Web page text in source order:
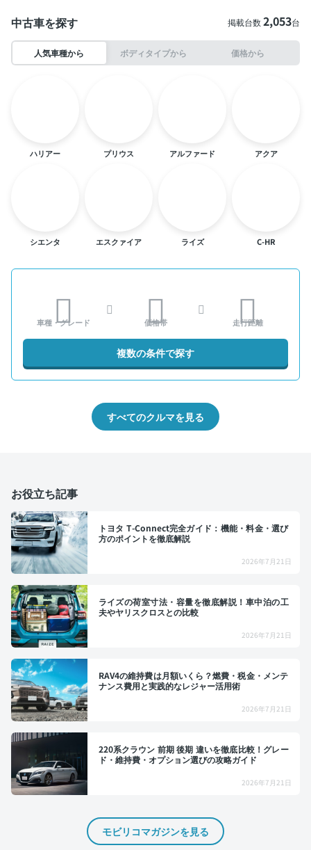
中古車を探す 掲載台数2,053台
人気車種から ボディタイプから 価格から
ハリアー プリウス アルファード アクア
シエンタ エスクァイア ライズ C-HR
車種・グレード 価格帯 走行距離
複数の条件で探す
すべてのクルマを見る
お役立ち記事
トヨタ T-Connect完全ガイド：機能・料金・選び
方のポイントを徹底解説
2026年7月21日
ライズの荷室寸法・容量を徹底解説！車中泊の工
夫やヤリスクロスとの比較
2026年7月21日
RAV4の維持費は月額いくら？燃費・税金・メンテ
ナンス費用と実践的なレジャー活用術
2026年7月21日
220系クラウン 前期 後期 違いを徹底比較！グレー
ド・維持費・オプション選びの攻略ガイド
2026年7月21日
モビリコマガジンを見る